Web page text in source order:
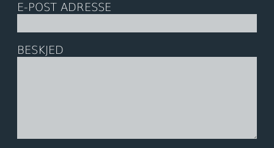
E-POST ADRESSE
BESKJED